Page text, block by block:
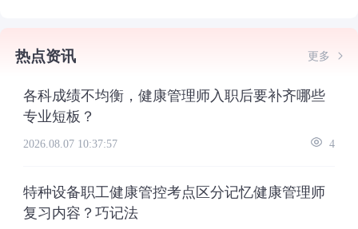
热点资讯 更多
各科成绩不均衡，健康管理师入职后要补齐哪些
专业短板？
2026.08.07 10:37:57 4
特种设备职工健康管控考点区分记忆健康管理师
复习内容？巧记法